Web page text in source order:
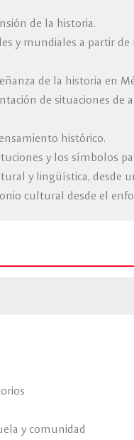
de la historia.
y mundiales a partir
de la historia en
de situaciones de
histórico.
y los símbolos
y lingüística, desde
cultural desde el
y comunidad